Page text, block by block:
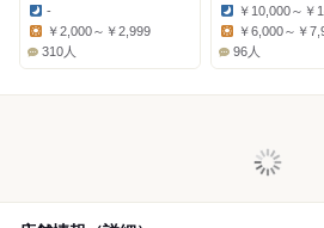
Dinner:
-
￥2,000～￥2,999
310人
Dinner:
￥10,000～￥
Lunch:
￥6,000～￥
96人